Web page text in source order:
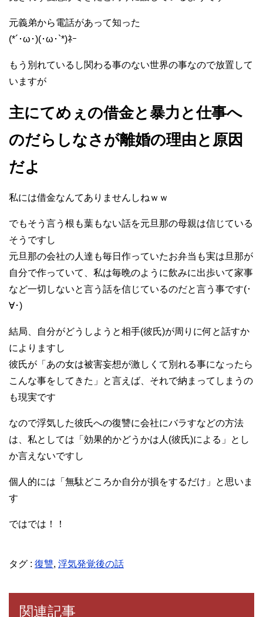
元義弟から電話があって知った
(*´･ω･)(･ω･`*)ﾈｰ
もう別れているし関わる事のない世界の事なので放置して
いますが
主にてめぇの借金と暴力と仕事へ
のだらしなさが離婚の理由と原因
だよ
私には借金なんてありませんしねｗｗ
でもそう言う根も葉もない話を元旦那の母親は信じている
そうですし
元旦那の会社の人達も毎日作っていたお弁当も実は旦那が
自分で作っていて、私は毎晩のように飲みに出歩いて家事
など一切しないと言う話を信じているのだと言う事です(･
∀･)
結局、自分がどうしようと相手(彼氏)が周りに何と話すか
によりますし
彼氏が「あの女は被害妄想が激しくて別れる事になったら
こんな事をしてきた」と言えば、それで納まってしまうの
も現実です
なので浮気した彼氏への復讐に会社にバラすなどの方法
は、私としては「効果的かどうかは人(彼氏)による」とし
か言えないですし
個人的には「無駄どころか自分が損をするだけ」と思いま
す
ではでは！！
タグ : 復讐, 浮気発覚後の話
関連記事